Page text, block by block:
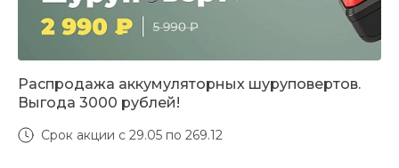
Распродажа аккумуляторных шуруповертов.
Выгода 3000 рублей!
Срок акции с 29.05 по 269.12